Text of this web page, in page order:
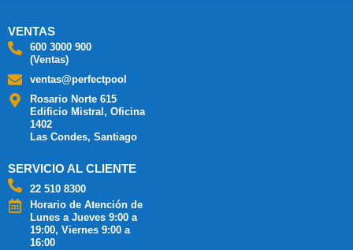
VENTAS
600 3000 900
(Ventas)
ventas@perfectpool
Rosario Norte 615
Edificio Mistral, Oficina
1402
Las Condes, Santiago
SERVICIO AL CLIENTE
22 510 8300
Horario de Atención de
Lunes a Jueves 9:00 a
19:00, Viernes 9:00 a
16:00